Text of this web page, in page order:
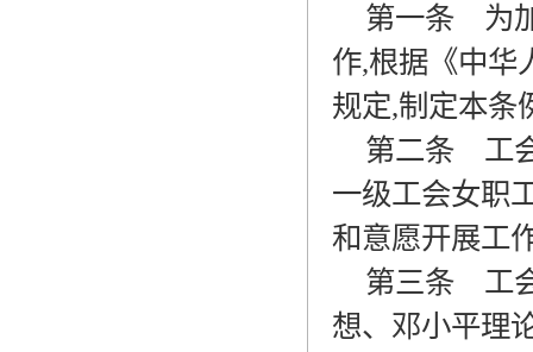
第一条 为
作,根据《中华
规定,制定本条
第二条 工
一级工会女职
和意愿开展工
第三条 工
想、邓小平理